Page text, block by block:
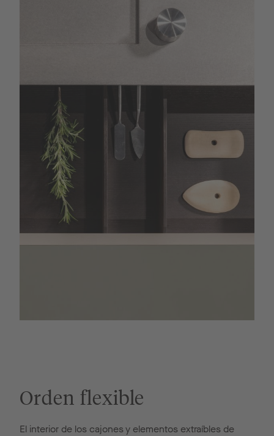
Orden flexible
El interior de los cajones y elementos extraíbles de